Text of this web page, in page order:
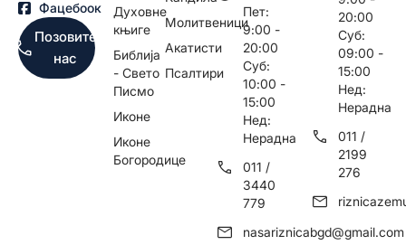
Фацебоок
Позовите
нас
Духовне
књиге
Библија
- Свето
Писмо
Иконе
Иконе
Богородице
Молитвеници
Акатисти
Псалтири
Пет:
9:00 -
20:00
Суб:
10:00 -
15:00
Нед:
Нерадна
011 /
3440
779
nasariznicabgd@gmail.com
20:00
Суб:
09:00 -
15:00
Нед:
Нерадна
011 /
2199
276